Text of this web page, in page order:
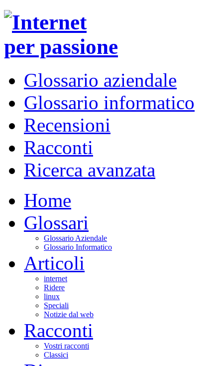
Glossario aziendale
Glossario informatico
Recensioni
Racconti
Ricerca avanzata
Home
Glossari
Glossario Aziendale
Glossario Informatico
Articoli
internet
Ridere
linux
Speciali
Notizie dal web
Racconti
Vostri racconti
Classici